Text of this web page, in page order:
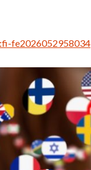
fe2026052958034